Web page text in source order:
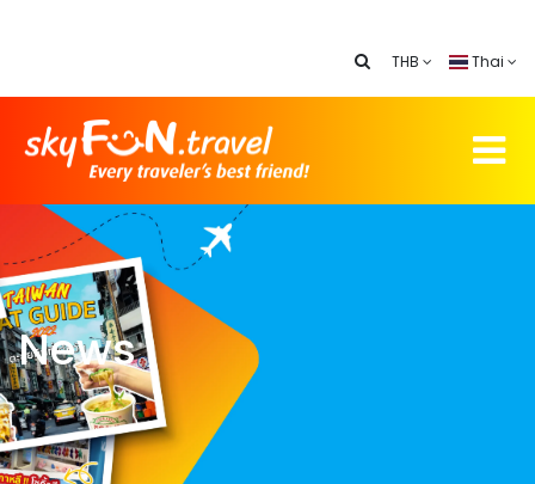
THB Thai
News